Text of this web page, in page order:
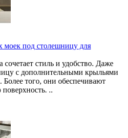
моек под столешницу для
сочетает стиль и удобство. Даже
с дополнительными крыльями
того, они обеспечивают
..